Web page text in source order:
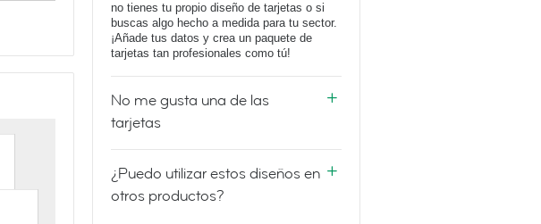
no tienes tu propio diseño de tarjetas o si
buscas algo hecho a medida para tu sector.
¡Añade tus datos y crea un paquete de
tarjetas tan profesionales como tú!
No me gusta una de las
tarjetas
¿Puedo utilizar estos diseños en
otros productos?